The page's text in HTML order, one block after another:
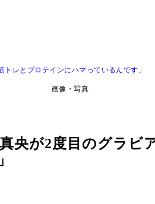
レとプロテインにハマっているんです」
画像・写真
央が2度目のグラビ